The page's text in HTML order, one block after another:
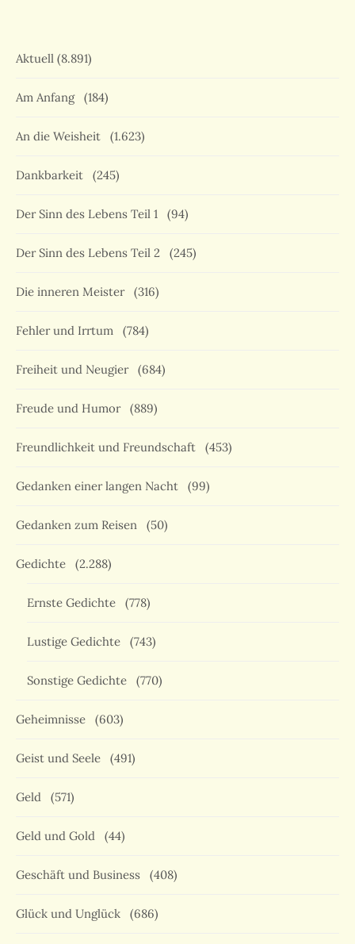
Aktuell (8.891)
Am Anfang (184)
An die Weisheit (1.623)
Dankbarkeit (245)
Der Sinn des Lebens Teil 1 (94)
Der Sinn des Lebens Teil 2 (245)
Die inneren Meister (316)
Fehler und Irrtum (784)
Freiheit und Neugier (684)
Freude und Humor (889)
Freundlichkeit und Freundschaft (453)
Gedanken einer langen Nacht (99)
Gedanken zum Reisen (50)
Gedichte (2.288)
Ernste Gedichte (778)
Lustige Gedichte (743)
Sonstige Gedichte (770)
Geheimnisse (603)
Geist und Seele (491)
Geld (571)
Geld und Gold (44)
Geschäft und Business (408)
Glück und Unglück (686)